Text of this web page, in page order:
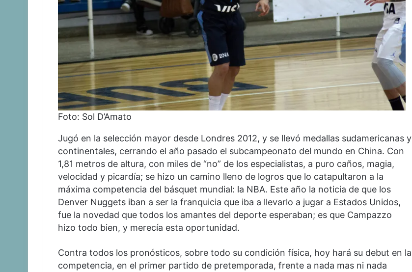
Foto: Sol D’Amato
Jugó en la selección mayor desde Londres 2012, y se llevó medallas sudamericanas y
continentales, cerrando el año pasado el subcampeonato del mundo en China. Con
1,81 metros de altura, con miles de “no” de los especialistas, a puro caños, magia,
velocidad y picardía; se hizo un camino lleno de logros que lo catapultaron a la
máxima competencia del básquet mundial: la NBA. Este año la noticia de que los
Denver Nuggets iban a ser la franquicia que iba a llevarlo a jugar a Estados Unidos,
fue la novedad que todos los amantes del deporte esperaban; es que Campazzo
hizo todo bien, y merecía esta oportunidad.
Contra todos los pronósticos, sobre todo su condición física, hoy hará su debut en la
competencia, en el primer partido de pretemporada, frente a nada mas ni nada